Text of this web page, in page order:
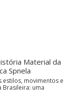
Material da
Spnela
estilos, movimentos e
Brasileira: uma